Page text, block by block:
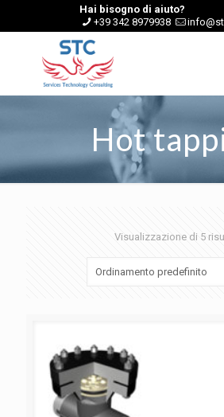
Hai bisogno di aiuto?
+39 342 8979938
Hot
Visualizzazione di 5